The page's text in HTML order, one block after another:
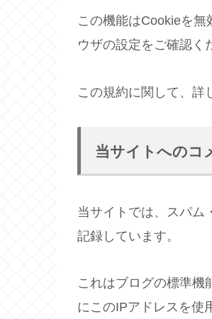
この機能はCookieを
ウザの設定をご確認く
この規約に関して、詳
当サイトへのコ
当サイトでは、スパム
記録しています。
これはブログの標準機
にこのIPアドレスを使